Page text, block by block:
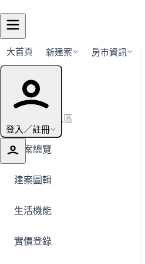
大首頁 新建案 房市資訊
登入／註冊
建案導覽
← 返回西屯區
建案總覽
建案圖輯
生活機能
實價登錄